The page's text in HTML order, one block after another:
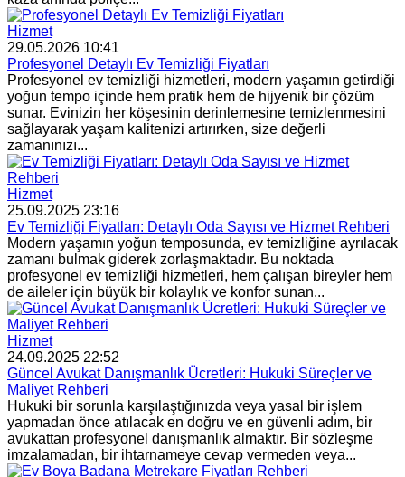
Hizmet
29.05.2026 10:41
Profesyonel Detaylı Ev Temizliği Fiyatları
Profesyonel ev temizliği hizmetleri, modern yaşamın getirdiği
yoğun tempo içinde hem pratik hem de hijyenik bir çözüm
sunar. Evinizin her köşesinin derinlemesine temizlenmesini
sağlayarak yaşam kalitenizi artırırken, size değerli
zamanınızı...
Hizmet
25.09.2025 23:16
Ev Temizliği Fiyatları: Detaylı Oda Sayısı ve Hizmet Rehberi
Modern yaşamın yoğun temposunda, ev temizliğine ayrılacak
zamanı bulmak giderek zorlaşmaktadır. Bu noktada
profesyonel ev temizliği hizmetleri, hem çalışan bireyler hem
de aileler için büyük bir kolaylık ve konfor sunan...
Hizmet
24.09.2025 22:52
Güncel Avukat Danışmanlık Ücretleri: Hukuki Süreçler ve
Maliyet Rehberi
Hukuki bir sorunla karşılaştığınızda veya yasal bir işlem
yapmadan önce atılacak en doğru ve en güvenli adım, bir
avukattan profesyonel danışmanlık almaktır. Bir sözleşme
imzalamadan, bir ihtarnameye cevap vermeden veya...